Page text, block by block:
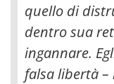
quello di
dentro sua
ingannare.
falsa libertà –